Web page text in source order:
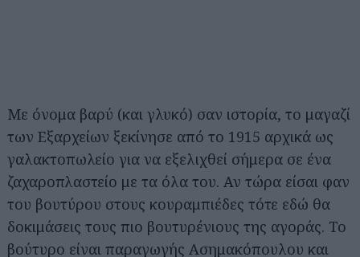
Με όνομα βαρύ (και γλυκό) σαν ιστορία, το μαγαζί
των Εξαρχείων ξεκίνησε από το 1915 αρχικά ως
γαλακτοπωλείο για να εξελιχθεί σήμερα σε ένα
ζαχαροπλαστείο με τα όλα του. Αν τώρα είσαι φαν
του βουτύρου στους κουραμπιέδες τότε εδώ θα
δοκιμάσεις τους πιο βουτυρένιους της αγοράς. Το
βούτυρο είναι παραγωγής Ασημακόπουλου και